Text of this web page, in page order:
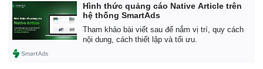
Kinh tế
Bất động sản
Thị trường
Hình thức quảng cáo Native Article trên
hệ thống SmartAds
Tham khảo bài viết sau để nắm vị trí, quy cách
nội dung, cách thiết lập và tối ưu.